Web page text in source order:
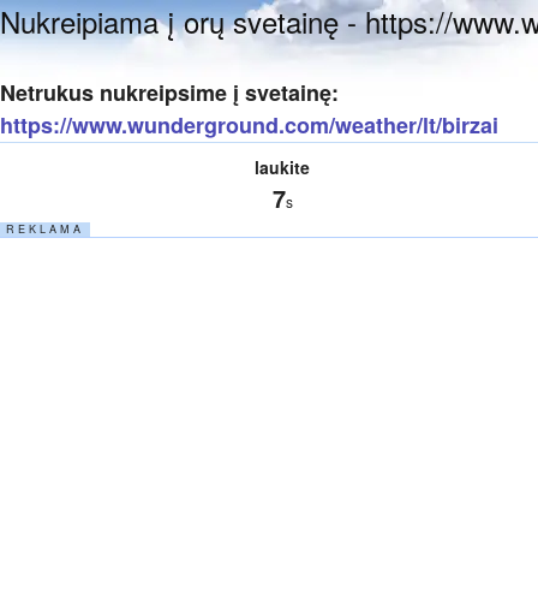
Nukreipiama į orų svetainę - https://
Netrukus nukreipsime į svetainę:
https://www.wunderground.com/weather/lt/birzai
laukite
7s
R E K L A M A